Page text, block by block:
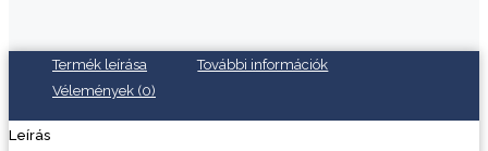
Termék leírása
További információk
Vélemények (0)
Leírás